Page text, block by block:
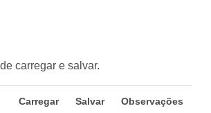
carregar e salvar.
Carregar Salvar Observações